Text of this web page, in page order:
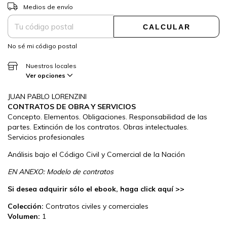
Entregas para el CP:
Medios de envío
CALCULAR
No sé mi código postal
Nuestros locales
Ver opciones
JUAN PABLO LORENZINI
CONTRATOS DE OBRA Y SERVICIOS
Concepto. Elementos. Obligaciones. Responsabilidad de las
partes. Extinción de los contratos. Obras intelectuales.
Servicios profesionales
Análisis bajo el Código Civil y Comercial de la Nación
EN ANEXO: Modelo de contratos
Si desea adquirir sólo el ebook, haga click aquí >>
Colección: Contratos civiles y comerciales
Volumen: 1